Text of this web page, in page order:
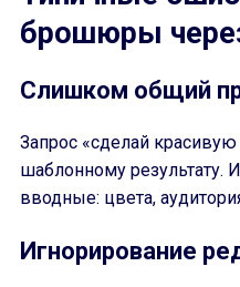
брошюры
Слишком общий
Запрос «сделай
шаблонному
вводные: цвета,
Игнорирование